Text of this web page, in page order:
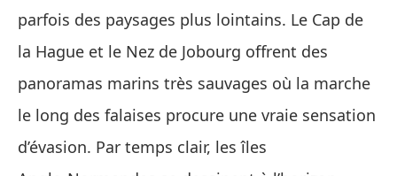
parfois des paysages plus lointains. Le Cap de
la Hague et le Nez de Jobourg offrent des
panoramas marins très sauvages où la marche
le long des falaises procure une vraie sensation
d’évasion. Par temps clair, les îles